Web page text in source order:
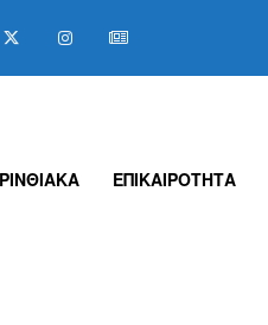
ΕΠΙΚΑΙΡΟΤΗΤΑ